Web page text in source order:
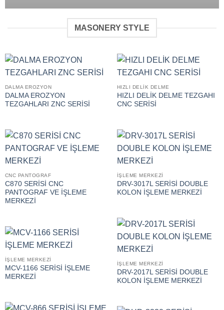
MASONERY STYLE
DALMA EROZYON
DALMA EROZYON
TEZGAHLARI ZNC SERİSİ
HIZLI DELİK DELME
HIZLI DELİK DELME TEZGAHI
CNC SERİSİ
CNC PANTOGRAF
C870 SERİSİ CNC
PANTOGRAF VE İŞLEME
MERKEZİ
İŞLEME MERKEZİ
DRV-3017L SERİSİ DOUBLE
KOLON İŞLEME MERKEZİ
İŞLEME MERKEZİ
DRV-2017L SERİSİ DOUBLE
KOLON İŞLEME MERKEZİ
İŞLEME MERKEZİ
MCV-1166 SERİSİ İŞLEME
MERKEZİ